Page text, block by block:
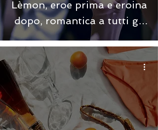
Lèmon, eroe prima e eroina
dopo, romantica a tutti gli
effetti